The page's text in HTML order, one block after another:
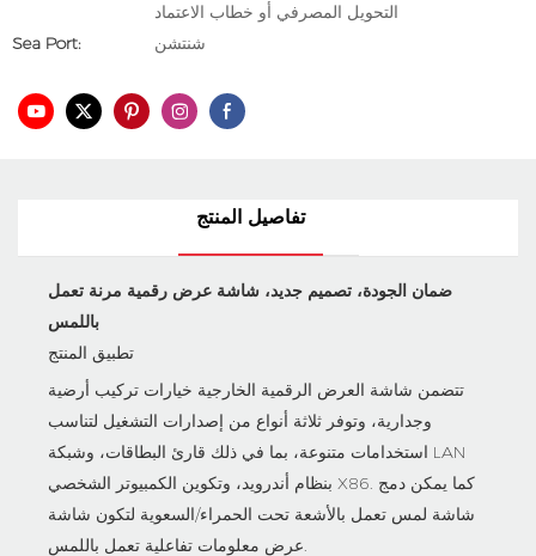
التحويل المصرفي أو خطاب الاعتماد
Sea Port:
شنتشن
تفاصيل المنتج
ضمان الجودة، تصميم جديد، شاشة عرض رقمية مرنة تعمل
باللمس
تطبيق المنتج
تتضمن شاشة العرض الرقمية الخارجية خيارات تركيب أرضية
وجدارية، وتوفر ثلاثة أنواع من إصدارات التشغيل لتناسب
استخدامات متنوعة، بما في ذلك قارئ البطاقات، وشبكة LAN
بنظام أندرويد، وتكوين الكمبيوتر الشخصي X86. كما يمكن دمج
شاشة لمس تعمل بالأشعة تحت الحمراء/السعوية لتكون شاشة
عرض معلومات تفاعلية تعمل باللمس.